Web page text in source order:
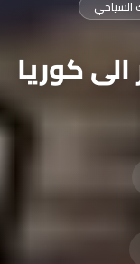
السياحي
كوريا